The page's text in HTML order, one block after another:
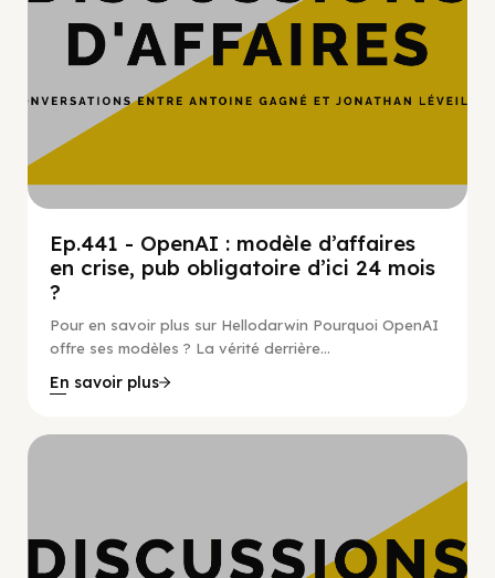
Ep.441 - OpenAI : modèle d’affaires
en crise, pub obligatoire d’ici 24 mois
?
Pour en savoir plus sur Hellodarwin Pourquoi OpenAI
offre ses modèles ? La vérité derrière...
En savoir plus